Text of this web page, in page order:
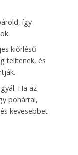
így
kiőrlésű
telítenek, és
Ha az
pohárral,
kevesebbet